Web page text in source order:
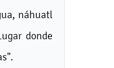
náhuatl
donde